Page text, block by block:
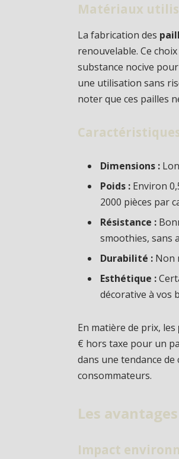
Matériaux
La fabrication des
renouvelable. Ce
substance nocive
une utilisation sans
noter que ces pailles
Dimensions :
Poids : Environ
2000 pièces par
Résistance :
smoothies, sans
Durabilité : Non
Esthétique :
décorative à vos
En matière de prix, les
€ hors taxe pour un
dans une tendance
consommateurs.
Les
Impact